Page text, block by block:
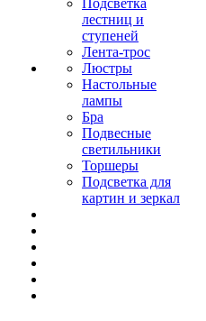
Подсветка
лестниц и
ступеней
Лента-трос
Люстры
Настольные
лампы
Бра
Подвесные
светильники
Торшеры
Подсветка для
картин и зеркал